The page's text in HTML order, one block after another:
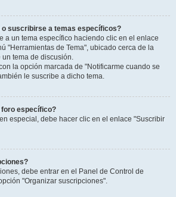
suscribirse a temas específicos?
a un tema específico haciendo clic en el enlace
"Herramientas de Tema", ubicado cerca de la
tema de discusión.
la opción marcada de "Notificarme cuando se
le suscribe a dicho tema.
específico?
especial, debe hacer clic en el enlace "Suscribir
debe entrar en el Panel de Control de
"Organizar suscripciones".